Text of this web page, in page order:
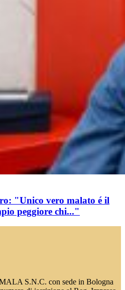
"Unico vero malato é il
peggiore chi..."
S.N.C. con sede in Bologna